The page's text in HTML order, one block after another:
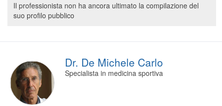
Per gli specialisti
Prenotazioni online
Planner e rubrica in cloud
Segreteria virtuale
Teleconsulto
Il professionista non ha ancora ultimato la compilazione del
suo profilo pubblico
Dr. De Michele Carlo
Specialista in medicina sportiva